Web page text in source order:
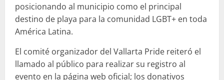
posicionando al municipio como el principal
destino de playa para la comunidad LGBT+ en toda
América Latina.
El comité organizador del Vallarta Pride reiteró el
llamado al público para realizar su registro al
evento en la página web oficial; los donativos